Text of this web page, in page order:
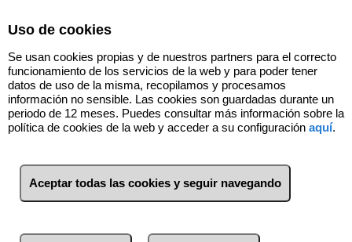
ARQUITECTURA
cliente
Uso de cookies
Se usan cookies propias y de nuestros partners para el correcto
funcionamiento de los servicios de la web y para poder tener
datos de uso de la misma, recopilamos y procesamos
información no sensible. Las cookies son guardadas durante un
periodo de 12 meses. Puedes consultar más información sobre la
política de cookies de la web y acceder a su configuración aquí.
Aceptar todas las cookies y seguir navegando